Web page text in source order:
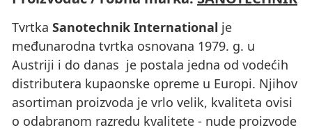
Tvrtka Sanotechnik International je
međunarodna tvrtka osnovana 1979. g. u
Austriji i do danas je postala jedna od vodećih
distributera kupaonske opreme u Europi. Njihov
asortiman proizvoda je vrlo velik, kvaliteta ovisi
o odabranom razredu kvalitete - nude proizvode